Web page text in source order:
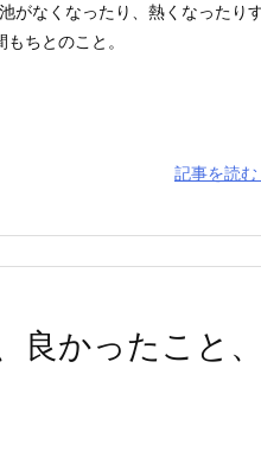
がなくなったり、熱くなったり
ちとのこと。
記事を読む
良かったこと